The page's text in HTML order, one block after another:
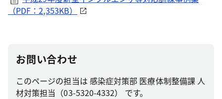
（PDF：2,353KB）
お問い合わせ
このページの担当は 感染症対策部 医療体制整備課 人
材対策担当（03-5320-4332） です。